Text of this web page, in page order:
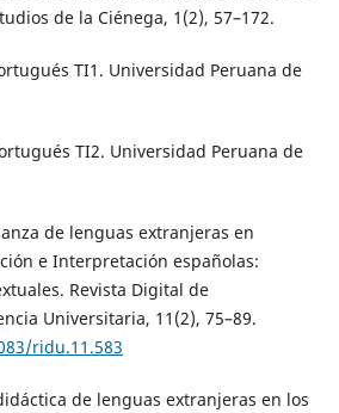
de la Ciénega, 1(2), 57–172.
TI1. Universidad Peruana de
TI2. Universidad Peruana de
de lenguas extranjeras en
e Interpretación españolas:
Revista Digital de
Universitaria, 11(2), 75–89.
ridu.11.583
de lenguas extranjeras en los